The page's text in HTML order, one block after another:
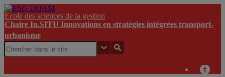
École des sciences de la gestion
Chaire In.SITU Innovations en stratégies intégrées transport-
urbanisme